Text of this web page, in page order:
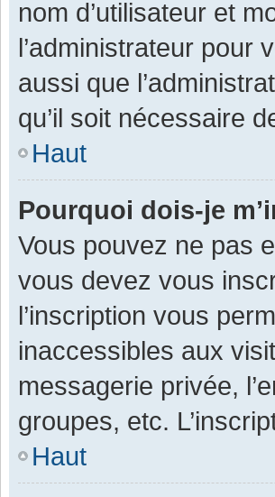
nom d’utilisateur et
l’administrateur pour
aussi que
qu’il soit nécessaire
Haut
Pourquoi dois-je
Vous pouvez ne pas
vous devez vous
l’inscription vous
inaccessibles aux
messagerie privée,
groupes, etc.
Haut